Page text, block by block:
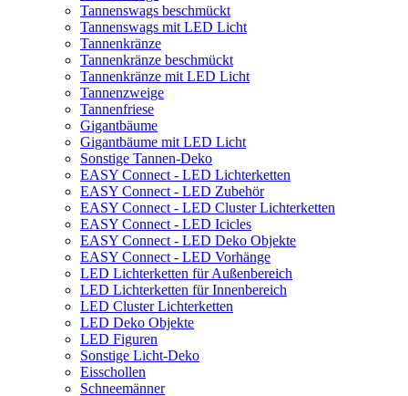
Tannenswags beschmückt
Tannenswags mit LED Licht
Tannenkränze
Tannenkränze beschmückt
Tannenkränze mit LED Licht
Tannenzweige
Tannenfriese
Gigantbäume
Gigantbäume mit LED Licht
Sonstige Tannen-Deko
EASY Connect - LED Lichterketten
EASY Connect - LED Zubehör
EASY Connect - LED Cluster Lichterketten
EASY Connect - LED Icicles
EASY Connect - LED Deko Objekte
EASY Connect - LED Vorhänge
LED Lichterketten für Außenbereich
LED Lichterketten für Innenbereich
LED Cluster Lichterketten
LED Deko Objekte
LED Figuren
Sonstige Licht-Deko
Eisschollen
Schneemänner